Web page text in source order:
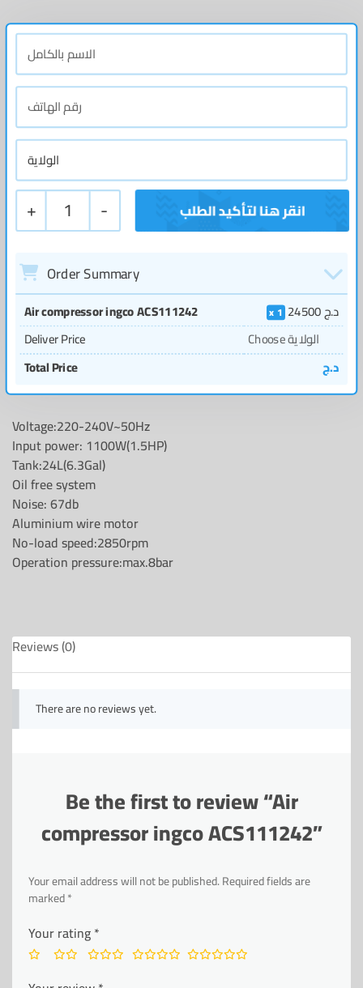
+ 1 -
Order Summary
Air compressor ingco ACS111242 1 24500د.ج
Deliver Price
Choose الولاية
Total Price
د.ج
Voltage:220-240V~50Hz
Input power: 1100W(1.5HP)
Tank:24L(6.3Gal)
Oil free system
Noise: 67db
Aluminium wire motor
No-load speed:2850rpm
Operation pressure:max.8bar
Reviews (0)
There are no reviews yet.
Be the first to review “Air
compressor ingco ACS111242”
Your email address will not be published.Required fields are
marked*
Your rating*